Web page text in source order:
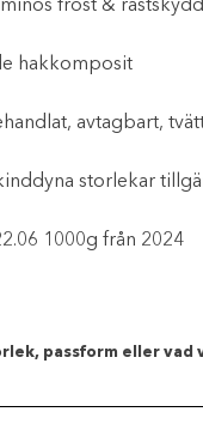
frost & rastskydd
hakkomposit
avtagbart,
storlekar
1000g från 2024
passform eller vad